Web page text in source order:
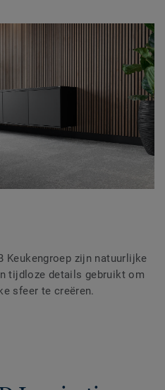
Keukengroep zijn natuurlijke
tijdloze details gebruikt om
sfeer te creëren.